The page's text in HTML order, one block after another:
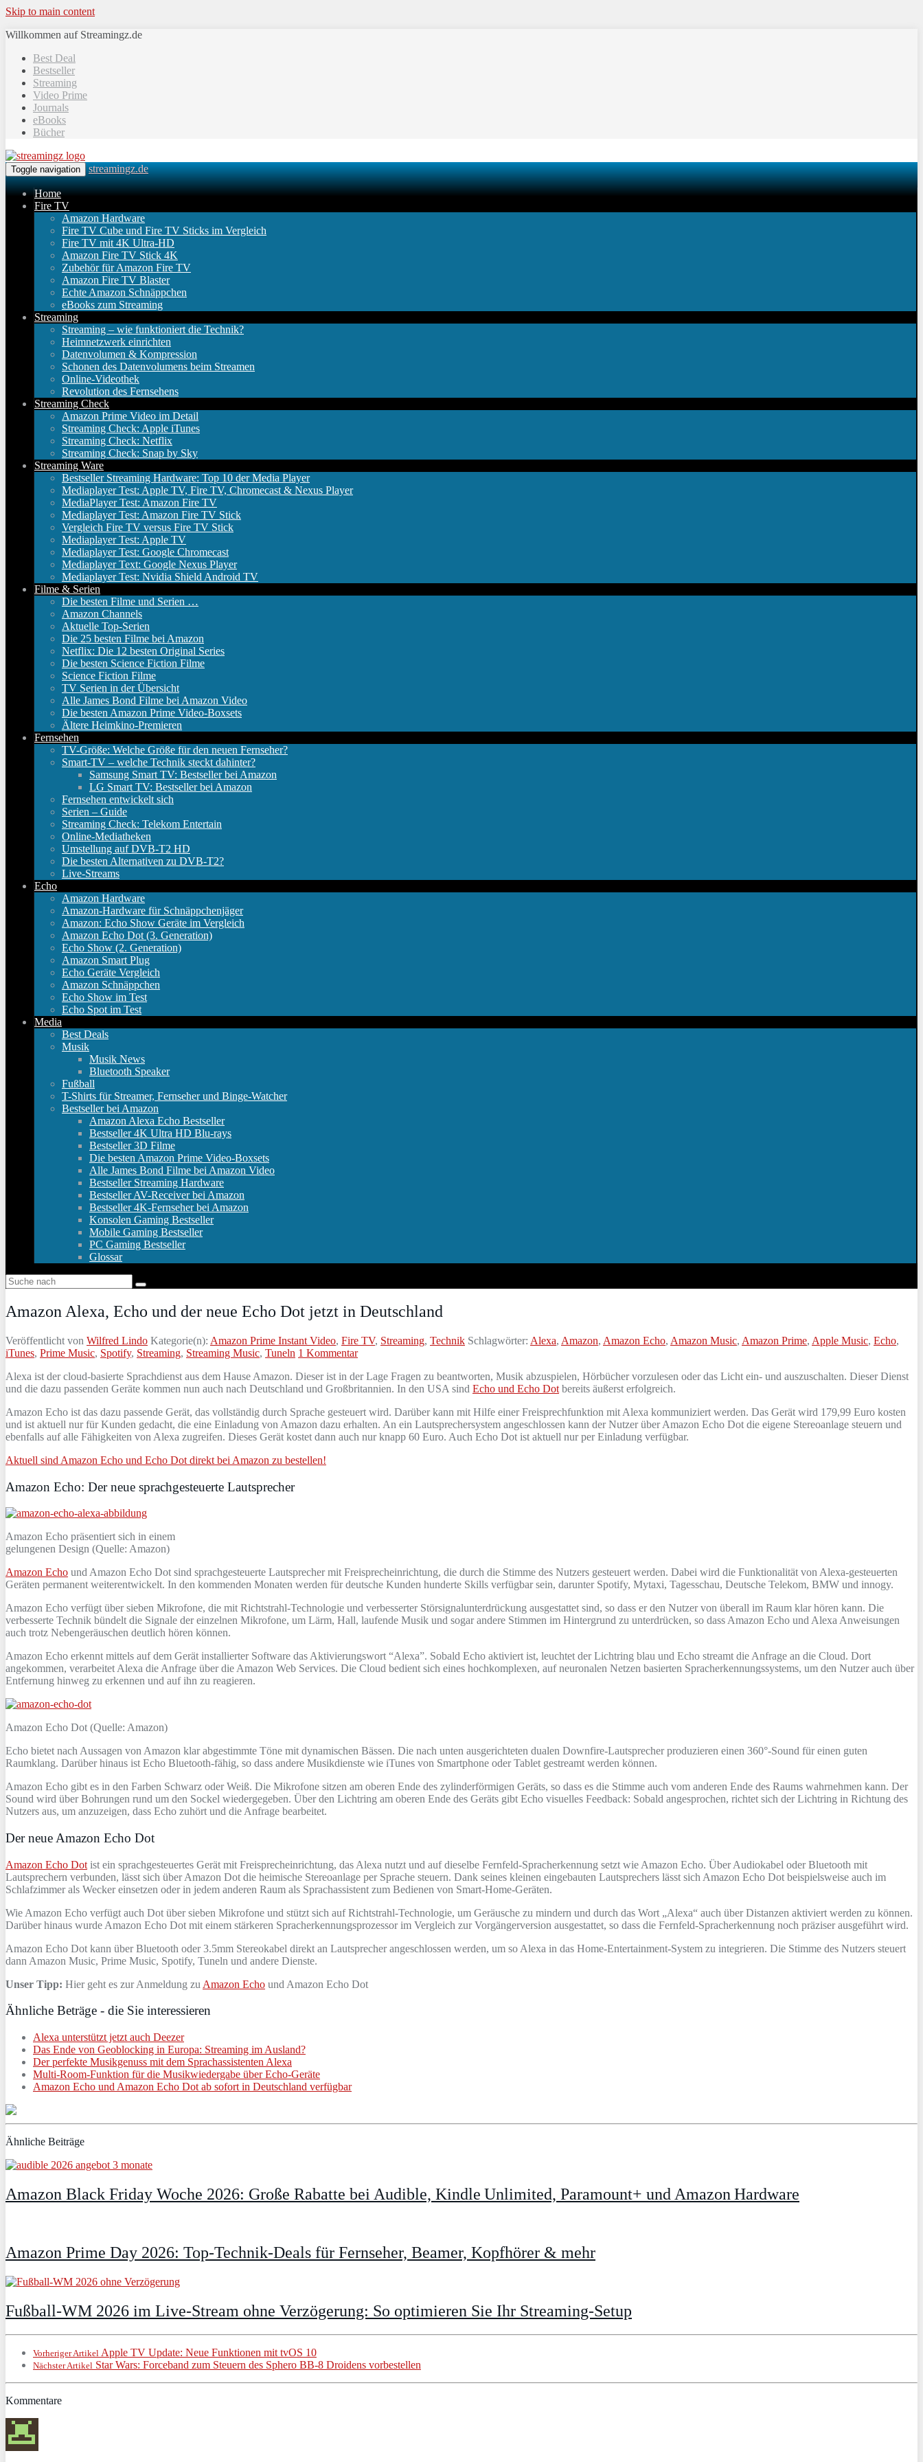
Skip to main content
Willkommen auf Streamingz.de
Best Deal
Bestseller
Streaming
Video Prime
Journals
eBooks
Bücher
Toggle navigation streamingz.de
Home
Fire TV
Amazon Hardware
Fire TV Cube und Fire TV Sticks im Vergleich
Fire TV mit 4K Ultra-HD
Amazon Fire TV Stick 4K
Zubehör für Amazon Fire TV
Amazon Fire TV Blaster
Echte Amazon Schnäppchen
eBooks zum Streaming
Streaming
Streaming – wie funktioniert die Technik?
Heimnetzwerk einrichten
Datenvolumen & Kompression
Schonen des Datenvolumens beim Streamen
Online-Videothek
Revolution des Fernsehens
Streaming Check
Amazon Prime Video im Detail
Streaming Check: Apple iTunes
Streaming Check: Netflix
Streaming Check: Snap by Sky
Streaming Ware
Bestseller Streaming Hardware: Top 10 der Media Player
Mediaplayer Test: Apple TV, Fire TV, Chromecast & Nexus Player
MediaPlayer Test: Amazon Fire TV
Mediaplayer Test: Amazon Fire TV Stick
Vergleich Fire TV versus Fire TV Stick
Mediaplayer Test: Apple TV
Mediaplayer Test: Google Chromecast
Mediaplayer Text: Google Nexus Player
Mediaplayer Test: Nvidia Shield Android TV
Filme & Serien
Die besten Filme und Serien …
Amazon Channels
Aktuelle Top-Serien
Die 25 besten Filme bei Amazon
Netflix: Die 12 besten Original Series
Die besten Science Fiction Filme
Science Fiction Filme
TV Serien in der Übersicht
Alle James Bond Filme bei Amazon Video
Die besten Amazon Prime Video-Boxsets
Ältere Heimkino-Premieren
Fernsehen
TV-Größe: Welche Größe für den neuen Fernseher?
Smart-TV – welche Technik steckt dahinter?
Samsung Smart TV: Bestseller bei Amazon
LG Smart TV: Bestseller bei Amazon
Fernsehen entwickelt sich
Serien – Guide
Streaming Check: Telekom Entertain
Online-Mediatheken
Umstellung auf DVB-T2 HD
Die besten Alternativen zu DVB-T2?
Live-Streams
Echo
Amazon Hardware
Amazon-Hardware für Schnäppchenjäger
Amazon: Echo Show Geräte im Vergleich
Amazon Echo Dot (3. Generation)
Echo Show (2. Generation)
Amazon Smart Plug
Echo Geräte Vergleich
Amazon Schnäppchen
Echo Show im Test
Echo Spot im Test
Media
Best Deals
Musik
Musik News
Bluetooth Speaker
Fußball
T-Shirts für Streamer, Fernseher und Binge-Watcher
Bestseller bei Amazon
Amazon Alexa Echo Bestseller
Bestseller 4K Ultra HD Blu-rays
Bestseller 3D Filme
Die besten Amazon Prime Video-Boxsets
Alle James Bond Filme bei Amazon Video
Bestseller Streaming Hardware
Bestseller AV-Receiver bei Amazon
Bestseller 4K-Fernseher bei Amazon
Konsolen Gaming Bestseller
Mobile Gaming Bestseller
PC Gaming Bestseller
Glossar
Amazon Alexa, Echo und der neue Echo Dot jetzt in Deutschland
Veröffentlicht von Wilfred Lindo Kategorie(n): Amazon Prime Instant Video, Fire TV, Streaming, Technik Schlagwörter: Alexa, Amazon, Amazon Echo, Amazon Music, Amazon Prime, Apple Music, Echo,
iTunes, Prime Music, Spotify, Streaming, Streaming Music, Tuneln 1 Kommentar
Alexa ist der cloud-basierte Sprachdienst aus dem Hause Amazon. Dieser ist in der Lage Fragen zu beantworten, Musik abzuspielen, Hörbücher vorzulesen oder das Licht ein- und auszuschalten. Dieser Dienst
und die dazu passenden Geräte kommen nun auch nach Deutschland und Großbritannien. In den USA sind Echo und Echo Dot bereits äußerst erfolgreich.
Amazon Echo ist das dazu passende Gerät, das vollständig durch Sprache gesteuert wird. Darüber kann mit Hilfe einer Freisprechfunktion mit Alexa kommuniziert werden. Das Gerät wird 179,99 Euro kosten
und ist aktuell nur für Kunden gedacht, die eine Einladung von Amazon dazu erhalten. An ein Lautsprechersystem angeschlossen kann der Nutzer über Amazon Echo Dot die eigene Stereoanlage steuern und
ebenfalls auf alle Fähigkeiten von Alexa zugreifen. Dieses Gerät kostet dann auch nur knapp 60 Euro. Auch Echo Dot ist aktuell nur per Einladung verfügbar.
Aktuell sind Amazon Echo und Echo Dot direkt bei Amazon zu bestellen!
Amazon Echo: Der neue sprachgesteuerte Lautsprecher
Amazon Echo präsentiert sich in einem
gelungenen Design (Quelle: Amazon)
Amazon Echo und Amazon Echo Dot sind sprachgesteuerte Lautsprecher mit Freisprecheinrichtung, die durch die Stimme des Nutzers gesteuert werden. Dabei wird die Funktionalität von Alexa-gesteuerten
Geräten permanent weiterentwickelt. In den kommenden Monaten werden für deutsche Kunden hunderte Skills verfügbar sein, darunter Spotify, Mytaxi, Tagesschau, Deutsche Telekom, BMW und innogy.
Amazon Echo verfügt über sieben Mikrofone, die mit Richtstrahl-Technologie und verbesserter Störsignalunterdrückung ausgestattet sind, so dass er den Nutzer von überall im Raum klar hören kann. Die
verbesserte Technik bündelt die Signale der einzelnen Mikrofone, um Lärm, Hall, laufende Musik und sogar andere Stimmen im Hintergrund zu unterdrücken, so dass Amazon Echo und Alexa Anweisungen
auch trotz Nebengeräuschen deutlich hören können.
Amazon Echo erkennt mittels auf dem Gerät installierter Software das Aktivierungswort “Alexa”. Sobald Echo aktiviert ist, leuchtet der Lichtring blau und Echo streamt die Anfrage an die Cloud. Dort
angekommen, verarbeitet Alexa die Anfrage über die Amazon Web Services. Die Cloud bedient sich eines hochkomplexen, auf neuronalen Netzen basierten Spracherkennungssystems, um den Nutzer auch über
Entfernung hinweg zu erkennen und auf ihn zu reagieren.
Amazon Echo Dot (Quelle: Amazon)
Echo bietet nach Aussagen von Amazon klar abgestimmte Töne mit dynamischen Bässen. Die nach unten ausgerichteten dualen Downfire-Lautsprecher produzieren einen 360°-Sound für einen guten
Raumklang. Darüber hinaus ist Echo Bluetooth-fähig, so dass andere Musikdienste wie iTunes von Smartphone oder Tablet gestreamt werden können.
Amazon Echo gibt es in den Farben Schwarz oder Weiß. Die Mikrofone sitzen am oberen Ende des zylinderförmigen Geräts, so dass es die Stimme auch vom anderen Ende des Raums wahrnehmen kann. Der
Sound wird über Bohrungen rund um den Sockel wiedergegeben. Über den Lichtring am oberen Ende des Geräts gibt Echo visuelles Feedback: Sobald angesprochen, richtet sich der Lichtring in Richtung des
Nutzers aus, um anzuzeigen, dass Echo zuhört und die Anfrage bearbeitet.
Der neue Amazon Echo Dot
Amazon Echo Dot ist ein sprachgesteuertes Gerät mit Freisprecheinrichtung, das Alexa nutzt und auf dieselbe Fernfeld-Spracherkennung setzt wie Amazon Echo. Über Audiokabel oder Bluetooth mit
Lautsprechern verbunden, lässt sich über Amazon Dot die heimische Stereoanlage per Sprache steuern. Dank seines kleinen eingebauten Lautsprechers lässt sich Amazon Echo Dot beispielsweise auch im
Schlafzimmer als Wecker einsetzen oder in jedem anderen Raum als Sprachassistent zum Bedienen von Smart-Home-Geräten.
Wie Amazon Echo verfügt auch Dot über sieben Mikrofone und stützt sich auf Richtstrahl-Technologie, um Geräusche zu mindern und durch das Wort „Alexa“ auch über Distanzen aktiviert werden zu können.
Darüber hinaus wurde Amazon Echo Dot mit einem stärkeren Spracherkennungsprozessor im Vergleich zur Vorgängerversion ausgestattet, so dass die Fernfeld-Spracherkennung noch präziser ausgeführt wird.
Amazon Echo Dot kann über Bluetooth oder 3.5mm Stereokabel direkt an Lautsprecher angeschlossen werden, um so Alexa in das Home-Entertainment-System zu integrieren. Die Stimme des Nutzers steuert
dann Amazon Music, Prime Music, Spotify, Tuneln und andere Dienste.
Unser Tipp: Hier geht es zur Anmeldung zu Amazon Echo und Amazon Echo Dot
Ähnliche Beträge - die Sie interessieren
Alexa unterstützt jetzt auch Deezer
Das Ende von Geoblocking in Europa: Streaming im Ausland?
Der perfekte Musikgenuss mit dem Sprachassistenten Alexa
Multi-Room-Funktion für die Musikwiedergabe über Echo-Geräte
Amazon Echo und Amazon Echo Dot ab sofort in Deutschland verfügbar
Ähnliche Beiträge
Amazon Black Friday Woche 2026: Große Rabatte bei Audible, Kindle Unlimited, Paramount+ und Amazon Hardware
Amazon Prime Day 2026: Top-Technik-Deals für Fernseher, Beamer, Kopfhörer & mehr
Fußball-WM 2026 im Live-Stream ohne Verzögerung: So optimieren Sie Ihr Streaming-Setup
Vorheriger Artikel Apple TV Update: Neue Funktionen mit tvOS 10
Nächster Artikel Star Wars: Forceband zum Steuern des Sphero BB-8 Droidens vorbestellen
Kommentare